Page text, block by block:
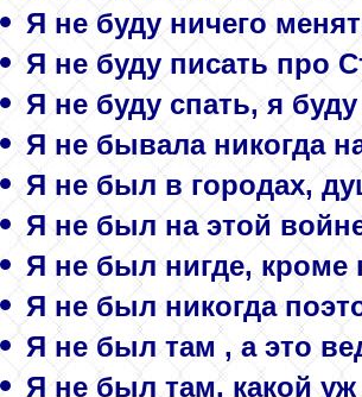
Я не буду ничего
Я не буду писать про
Я не буду спать, я
Я не бывала никогда
Я не был в городах,
Я не был на этой
Я не был нигде, кроме
Я не был никогда
Я не был там , а это
Я не был там, какой